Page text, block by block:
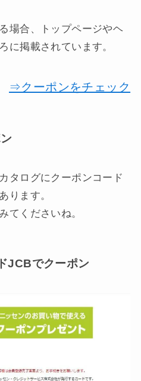
場合、トップページやヘ
に掲載されています。
⇒クーポンをチェック
タログにクーポンコード
ります。
てくださいね。
JCBでクーポン